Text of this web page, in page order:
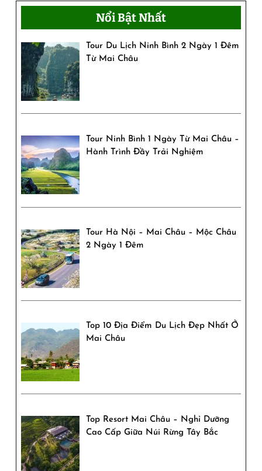
trong
từng
điệu
nếp
nhà
Nổi Bật Nhất
Tour Du Lịch Ninh Bình 2 Ngày 1 Đêm
Từ Mai Châu
Tour Ninh Bình 1 Ngày Từ Mai Châu –
Hành Trình Đầy Trải Nghiệm
Tour Hà Nội – Mai Châu – Mộc Châu
2 Ngày 1 Đêm
Top 10 Địa Điểm Du Lịch Đẹp Nhất Ở
Mai Châu
Top Resort Mai Châu – Nghỉ Dưỡng
Cao Cấp Giữa Núi Rừng Tây Bắc